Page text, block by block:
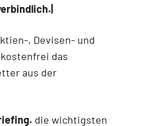
, Devisen- und
das
aus der
die wichtigsten